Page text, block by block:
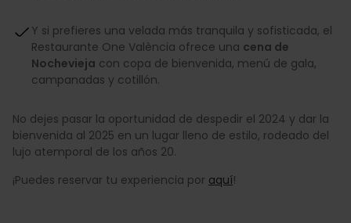
Y si prefieres una velada más tranquila y sofisticada, el
Restaurante One València ofrece una cena de
Nochevieja con copa de bienvenida, menú de gala,
campanadas y cotillón.
No dejes pasar la oportunidad de despedir el 2024 y dar la
bienvenida al 2025 en un lugar lleno de estilo, rodeado del
lujo atemporal de los años 20.
¡Puedes reservar tu experiencia por aquí!